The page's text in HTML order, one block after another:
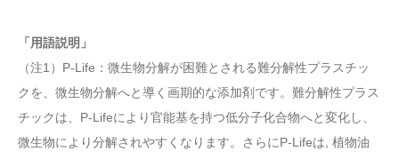
「用語説明」
（注1）P-Life：微生物分解が困難とされる難分解性プラスチッ
クを、微生物分解へと導く画期的な添加剤です。難分解性プラス
チックは、P-Lifeにより官能基を持つ低分子化合物へと変化し、
微生物により分解されやすくなります。さらにP-Lifeは, 植物油